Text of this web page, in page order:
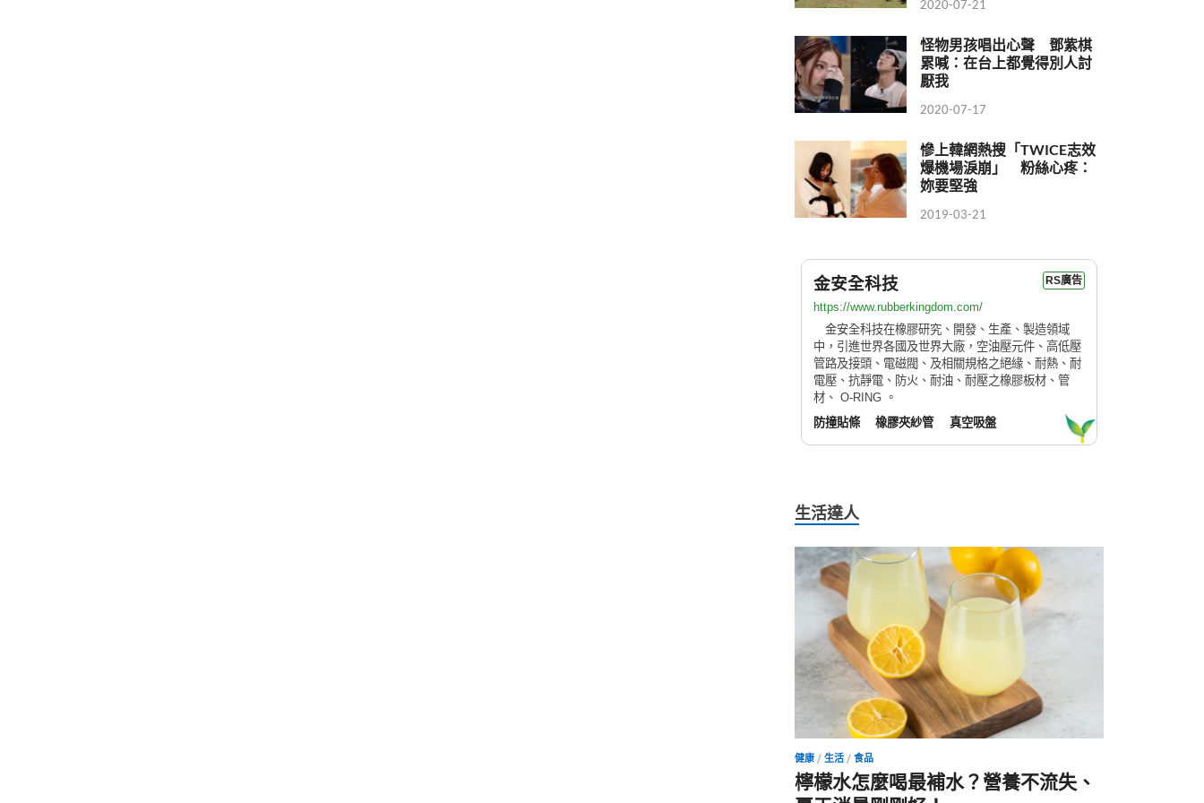
2020-07-21
怪物男孩唱出心聲 鄧紫棋
累喊：在台上都覺得別人討
厭我
2020-07-17
慘上韓網熱搜「TWICE志效
爆機場淚崩」 粉絲心疼：
妳要堅強
2019-03-21
金安全科技 RS廣告
https://www.rubberkingdom.com/
金安全科技在橡膠研究、開發、生產、製造領域
中，引進世界各國及世界大廠，空油壓元件、高低壓
管路及接頭、電磁閥、及相關規格之絕緣、耐熱、耐
電壓、抗靜電、防火、耐油、耐壓之橡膠板材、管
材、 O-RING 。
防撞貼條
橡膠夾紗管 真空吸盤
生活達人
健康 /生活 /食品
檸檬水怎麼喝最補水？營養不流失、